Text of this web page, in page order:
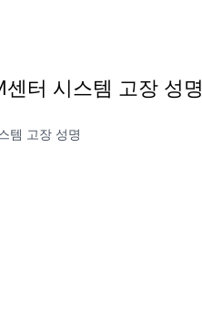
센터 시스템 고장 성명
템 고장 성명